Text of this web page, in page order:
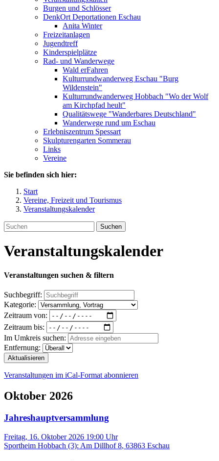
Burgen und Schlösser
DenkOrt Deportationen Eschau
Anita Winter
Freizeitanlagen
Jugendtreff
Kinderspielplätze
Rad- und Wanderwege
Wald erFahren
Kulturrundwanderweg Eschau "Burg
Wildenstein"
Kulturrundwanderweg Hobbach "Wo der Wolf
am Kirchpfad heult"
Qualitätswege "Wanderbares Deutschland"
Wanderwege rund um Eschau
Erlebniszentrum Spessart
Skulpturengarten Sommerau
Links
Vereine
Sie befinden sich hier:
Start
Vereine, Freizeit und Tourismus
Veranstaltungskalender
Suchen
Veranstaltungskalender
Veranstaltungen suchen & filtern
Suchbegriff:
Kategorie:
Zeitraum von:
Zeitraum bis:
Im Umkreis suchen:
Entfernung:
Aktualisieren
Veranstaltungen im iCal-Format abonnieren
Oktober 2026
Jahreshauptversammlung
Freitag, 16. Oktober 2026 19:00 Uhr
Sportheim Hobbach (3): Am Dillhof 8, 63863 Eschau